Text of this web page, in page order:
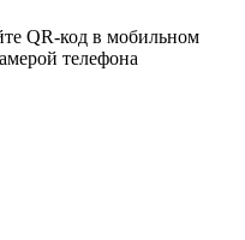
QR-код в мобильном
телефона